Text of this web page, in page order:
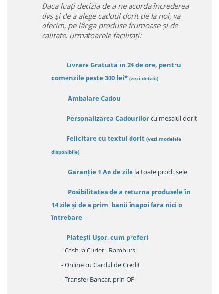
Daca luați decizia de a ne acorda încrederea
dvs și de a alege cadoul dorit de la noi, va
oferim, pe lânga produse frumoase și de
calitate, urmatoarele facilitați:
Livrare Gratuită in 24 de ore, pentru
comenzile peste 300 lei* (vezi detalii)
Ambalare Cadou
Personalizarea Cadourilorcu mesajul dorit
Felicitare cu textul dorit (vezi modelele
disponibile)
Garanție 1 An de zile la toate produsele
Posibilitatea de a returna produsele în
14 zileși de a primi banii înapoi fara nici o
întrebare
Platești Ușor, cum preferi
- Cash la Curier - Ramburs
- Online cu Cardul de Credit
- Transfer Bancar, prin OP